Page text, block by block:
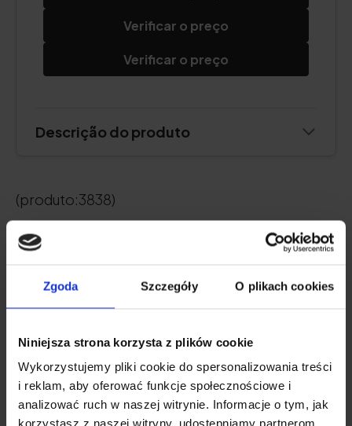
Zgoda Szczegóły O plikach cookies
Niniejsza strona korzysta z plików cookie
Wykorzystujemy pliki cookie do spersonalizowania treści
i reklam, aby oferować funkcje społecznościowe i
analizować ruch w naszej witrynie. Informacje o tym, jak
korzystasz z naszej witryny, udostępniamy partnerom
Verificar o preço
Verificar o preço
Descrição do produto
(produto:3838)
so!flow Love The Way You Shine